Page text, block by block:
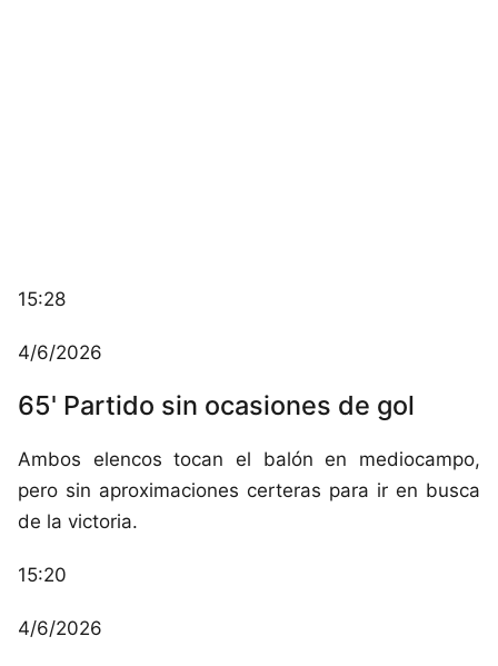
15:28
4/6/2026
65' Partido sin ocasiones de gol
Ambos elencos tocan el balón en mediocampo,
pero sin aproximaciones certeras para ir en busca
de la victoria.
15:20
4/6/2026